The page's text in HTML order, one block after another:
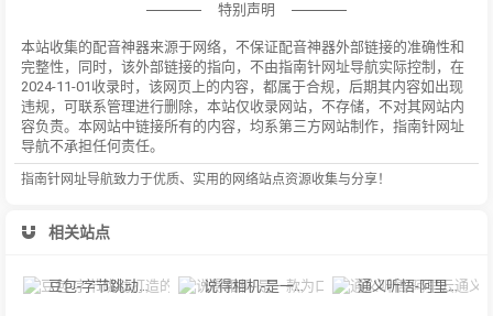
特别声明
本站收集的配音神器来源于网络，不保证配音神器外部链接的准确性和
完整性，同时，该外部链接的指向，不由指南针网址导航实际控制，在
2024-11-01收录时，该网页上的内容，都属于合规，后期其内容如出现
违规，可联系管理进行删除，本站仅收录网站，不存储，不对其网站内
容负责。本网站中链接所有的内容，均系第三方网站制作，指南针网址
导航不承担任何责任。
指南针网址导航致力于优质、实用的网络站点资源收集与分享！
相关站点
豆包-字节跳动打造的多功能AI对话工具 说得相机-是一款为口播视频创作者量身定制的智能拍摄工具 通义听悟-阿里云通义听悟是聚焦音视频内容的工作学习AI助手